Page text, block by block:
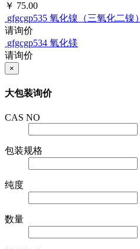
￥ 75.00
gfgcgp535 氧化镍（三氧化二镍）
请询价
gfgcgp534 氧化镁
请询价
×
大包装询价
CAS NO
包装规格
纯度
数量